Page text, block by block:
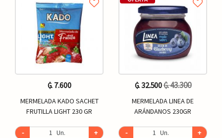
₲. 7.600
MERMELADA KADO SACHET
FRUTILLA LIGHT 230 GR
- Un. +
₲. 32.500₲. 43.300
MERMELADA LINEA DE
ARÁNDANOS 230GR
- Un. +